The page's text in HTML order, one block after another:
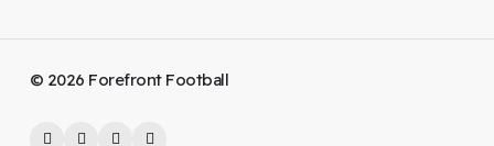
© 2026 Forefront Football